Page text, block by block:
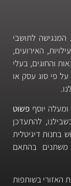
המנגישה לתושבי
האירועים,
והחוגים, בעלי
פי סוג עסק או
יוסף פשוט
להתעדכן
בחנות דיגיטלית
משתנים בהתאם
האזורי בשותפות